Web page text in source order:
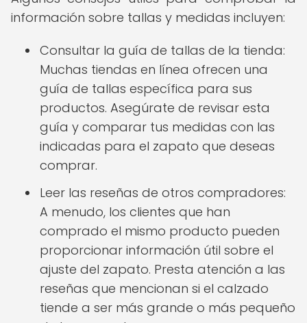
información sobre tallas y medidas incluyen:
Consultar la guía de tallas de la tienda:
Muchas tiendas en línea ofrecen una
guía de tallas específica para sus
productos. Asegúrate de revisar esta
guía y comparar tus medidas con las
indicadas para el zapato que deseas
comprar.
Leer las reseñas de otros compradores:
A menudo, los clientes que han
comprado el mismo producto pueden
proporcionar información útil sobre el
ajuste del zapato. Presta atención a las
reseñas que mencionan si el calzado
tiende a ser más grande o más pequeño